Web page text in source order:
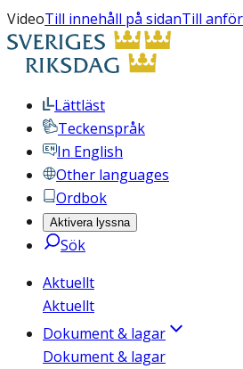
VideoTill innehåll på sidanTill
Lättläst
Teckenspråk
In English
Other languages
Ordbok
Aktivera lyssna
Sök
Aktuellt
Aktuellt
Dokument & lagar
Dokument & lagar